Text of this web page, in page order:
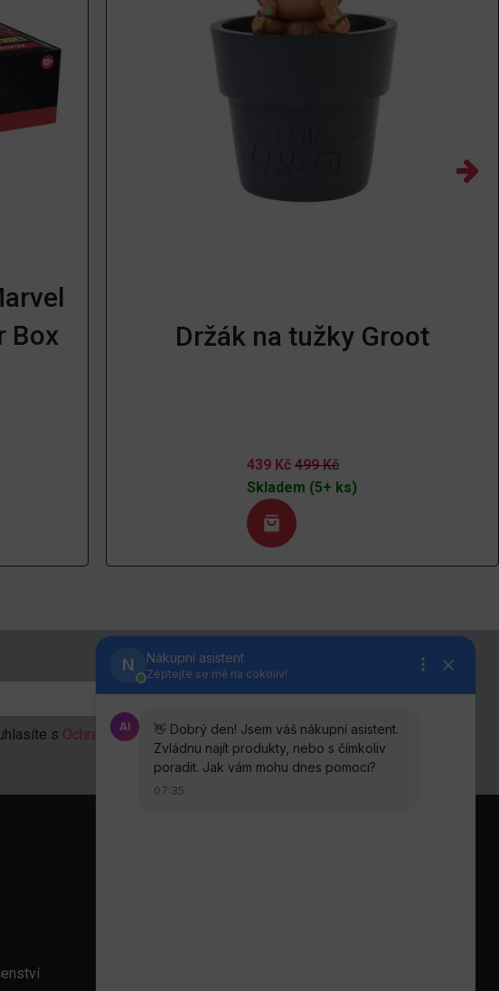
Box
Držák na tužky Groot
439 Kč 499Kč
Skladem (5+ ks)
s Ochranou osobních údajů.